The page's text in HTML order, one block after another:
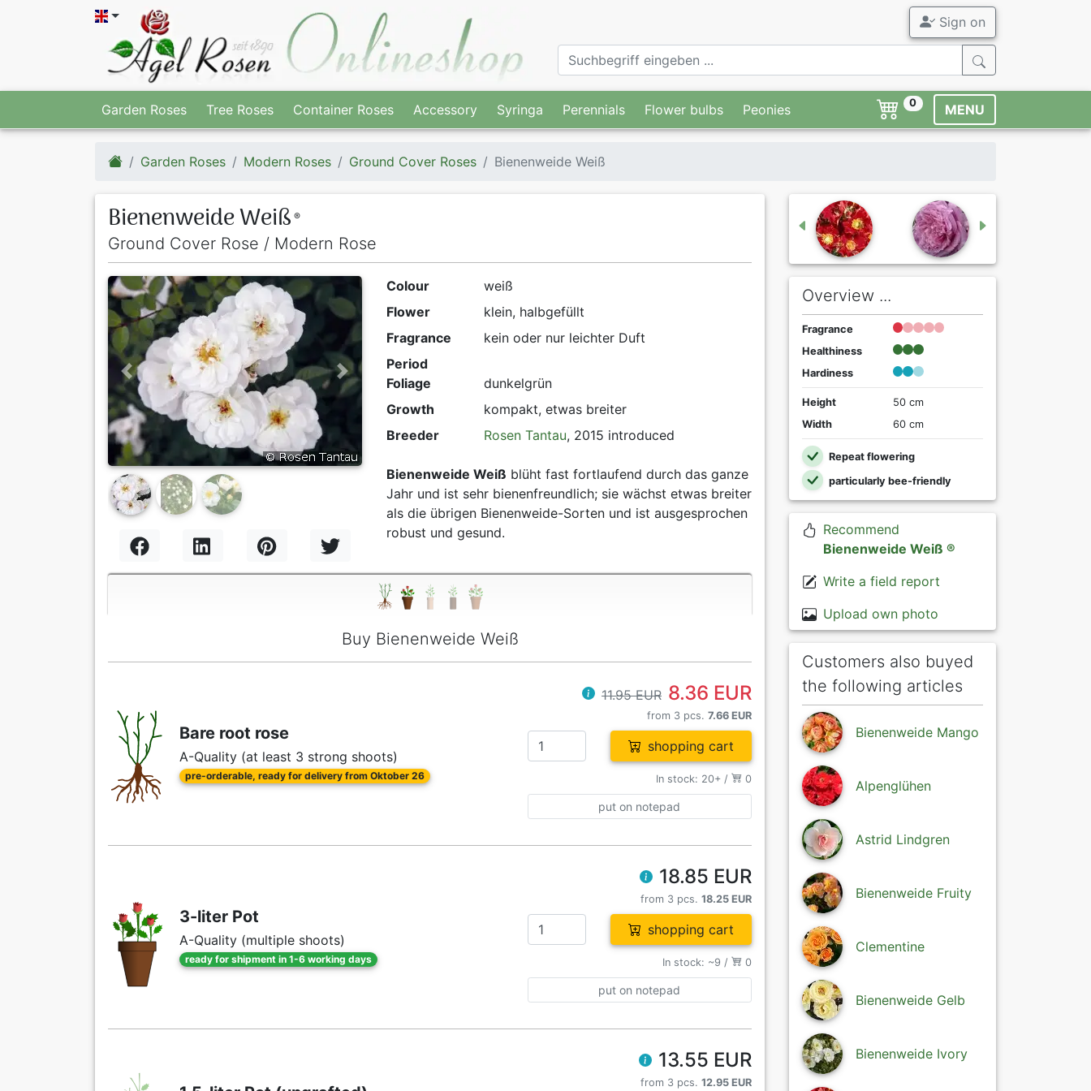
Sign on
Garden Roses Tree Roses Container Roses Accessory Syringa Perennials Flower bulbs Peonies 0 MENU
Garden Roses Modern Roses Ground Cover Roses Bienenweide Weiß
Bienenweide Weiß ®
Ground Cover Rose / Modern Rose
Previous Next
Colour
weiß
Flower
klein, halbgefüllt
Fragrance
kein oder nur leichter Duft
Period
Foliage
dunkelgrün
Growth
kompakt, etwas breiter
Breeder
Rosen Tantau, 2015 introduced
Bienenweide Weiß blüht fast fortlaufend durch das ganze
Jahr und ist sehr bienenfreundlich; sie wächst etwas breiter
als die übrigen Bienenweide-Sorten und ist ausgesprochen
robust und gesund.
Buy Bienenweide Weiß
Bare root rose
A-Quality (at least 3 strong shoots)
pre-orderable, ready for delivery from Oktober 26
11.95 EUR 8.36 EUR
from 3 pcs. 7.66 EUR
shopping cart
In stock: 20+ / 0
put on notepad
3-liter Pot
A-Quality (multiple shoots)
ready for shipment in 1-6 working days
18.85 EUR
from 3 pcs. 18.25 EUR
shopping cart
In stock: ~9 / 0
put on notepad
13.55 EUR
from 3 pcs. 12.95 EUR
Overview ...
Fragrance
Healthiness
Hardiness
Height
50 cm
Width
60 cm
Repeat flowering
particularly bee-friendly
Recommend
Bienenweide Weiß ®
Write a field report
Upload own photo
Customers also buyed
the following articles
Bienenweide Mango
Alpenglühen
Astrid Lindgren
Bienenweide Fruity
Clementine
Bienenweide Gelb
Bienenweide Ivory